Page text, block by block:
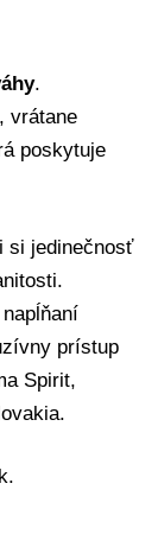
.
vrátane
poskytuje
si jedinečnosť
prístup
Spirit,